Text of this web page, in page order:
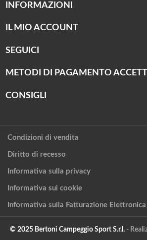
INFORMAZIONI
IL MIO ACCOUNT
SEGUICI
METODI DI PAGAMENTO
CONSIGLI
Condizioni di vendita
Diritto di recesso
Informativa sulla privacy
Informativa sui cookie
Informativa sulla Fatturazione Elettronica
© 2025 Bertoni Campeggio Sport S.r.l. -